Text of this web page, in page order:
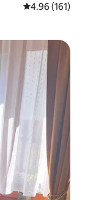
평점 4.96점(5
4.96 (161)